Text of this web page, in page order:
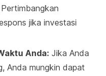
jika investasi
Anda: Jika Anda
Anda mungkin dapat